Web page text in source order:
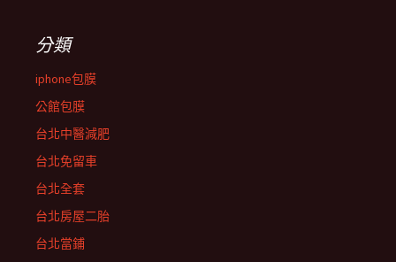
分類
iphone包膜
公館包膜
台北中醫減肥
台北免留車
台北全套
台北房屋二胎
台北當鋪